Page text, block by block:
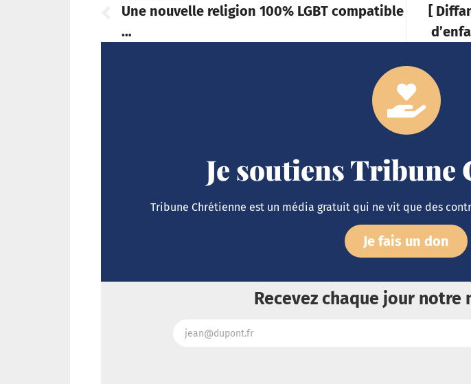
Une nouvelle religion 100% LGBT compatible
…
[
Je soutiens Tribune
Tribune Chrétienne est un média gratuit qui ne vit que des
Je fais un don
Recevez chaque jour notre